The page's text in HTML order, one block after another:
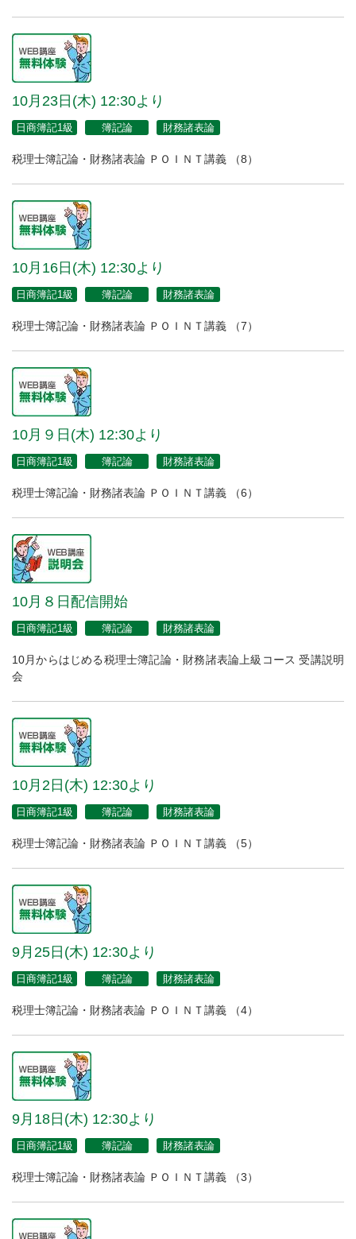
10月23日(木) 12:30より
日商簿記1級 簿記論 財務諸表論
税理士簿記論・財務諸表論 ＰＯＩＮＴ講義 （8）
10月16日(木) 12:30より
日商簿記1級 簿記論 財務諸表論
税理士簿記論・財務諸表論 ＰＯＩＮＴ講義 （7）
10月９日(木) 12:30より
日商簿記1級 簿記論 財務諸表論
税理士簿記論・財務諸表論 ＰＯＩＮＴ講義 （6）
10月８日配信開始
日商簿記1級 簿記論 財務諸表論
10月からはじめる税理士簿記論・財務諸表論上級コース 受講説明
会
10月2日(木) 12:30より
日商簿記1級 簿記論 財務諸表論
税理士簿記論・財務諸表論 ＰＯＩＮＴ講義 （5）
9月25日(木) 12:30より
日商簿記1級 簿記論 財務諸表論
税理士簿記論・財務諸表論 ＰＯＩＮＴ講義 （4）
9月18日(木) 12:30より
日商簿記1級 簿記論 財務諸表論
税理士簿記論・財務諸表論 ＰＯＩＮＴ講義 （3）